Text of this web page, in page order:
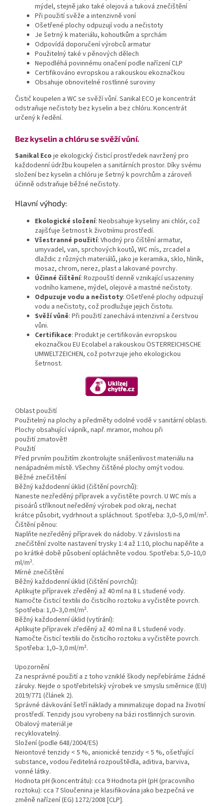
mýdel, stejně jako také olejová a tuková znečištění
Při použití svěže a intenzivně voní
Ošetřené plochy odpuzují vodu a nečistoty
Je šetrný k materiálu, kohoutkům a sprchám
Odpovídá doporučení výrobců armatur
Použitelný také v pěnových dělech
Nepodléhá povinnému onačení podle nařízení CLP
Certifikováno evropskou a rakouskou ekoznačkou
Obsahuje obnovitelné rostlinné suroviny
Čistič koupelen a WC se svěží vůní. Sanikal ECO je koncentrát
odstraňuje nečistoty bez kyselin a bez chlóru. Koncentrát
určený k ředění.
Bez kyselin a chlóru se svěží vůní.
Sanikal Eco je ekologický čisticí prostředek navržený pro
každodenní údržbu koupelen a sanitárních prostor. Díky svému
složení bez kyselin a chlóru je šetrný k povrchům a zároveň
účinně odstraňuje běžné nečistoty.
Hlavní výhody:
Ekologické složení: Neobsahuje kyseliny ani chlór, což
zajišťuje šetrnost k životnímu prostředí.
Všestranné použití: Vhodný pro čištění armatur,
umyvadel, van, sprchových koutů, WC mís, zrcadel a
dlaždic z různých materiálů, jako je keramika, sklo, hliník,
mosaz, chrom, nerez, plast a lakované povrchy.
Účinné čištění: Rozpouští denně vznikající usazeniny
vodního kamene, mýdel, olejové a mastné nečistoty.
Odpuzuje vodu a nečistoty: Ošetřené plochy odpuzují
vodu a nečistoty, což prodlužuje jejich čistotu.
Svěží vůně: Při použití zanechává intenzivní a čerstvou
vůni.
Certifikace: Produkt je certifikován evropskou
ekoznačkou EU Ecolabel a rakouskou ÖSTERREICHISCHE
UMWELTZEICHEN, což potvrzuje jeho ekologickou
šetrnost.
Oblast použití
Použitelný na plochy a předměty odolné vodě v sanitární oblasti.
Plochy obsahující vápník, např. mramor, mohou při
použití zmatovět!
Použití
Před prvním použitím zkontrolujte snášenlivost materiálu na
nenápadném místě. Všechny čištěné plochy omýt vodou.
Běžné znečištění
Běžný každodenní úklid (čištění povrchů):
Naneste nezředěný přípravek a vyčistěte povrch. U WC mís a
pisoárů stříknout neředěný výrobek pod okraj, nechat
krátce působit, vydrhnout a spláchnout. Spotřeba: 3,0‒5,0 ml/m².
Čištění pěnou:
Naplňte nezředěný přípravek do nádoby. V závislosti na
znečištění zvolte nastavení trysky 1:4 až 1:10, plochu napěňte a
po krátké době působení opláchněte vodou. Spotřeba: 5,0‒10,0
ml/m².
Mírné znečištění
Běžný každodenní úklid (čištění povrchů):
Aplikujte přípravek zředěný až 40 ml na 8 L studené vody.
Namočte čisticí textilii do čisticího roztoku a vyčistěte povrch.
Spotřeba: 1,0‒3,0 ml/m².
Běžný každodenní úklid (vytírání):
Aplikujte přípravek zředěný až 40 ml na 8 L studené vody.
Namočte čisticí textilii do čisticího roztoku a vyčistěte povrch.
Spotřeba: 1,0‒3,0 ml/m².
Upozornění
Za nesprávné použití a z toho vzniklé škody nepřebíráme žádné
záruky. Nejde o spotřebitelský výrobek ve smyslu směrnice (EU)
2019/771 (článek 2).
Správné dávkování šetří náklady a minimalizuje dopad na životní
prostředí. Tenzidy jsou vyrobeny na bázi rostlinných surovin.
Obalový materiál je
recyklovatelný.
Složení (podle 648/2004/ES)
Neiontové tenzidy < 5 %, anionické tenzidy < 5 %, ošetřující
substance, vodou ředitelná rozpouštědla, aditiva, barviva,
vonné látky.
Hodnota pH (koncentrátu): cca 9 Hodnota pH (pH (pracovního
roztoku): cca 7 Sloučenina je klasifikována jako bezpečná ve
změně nařízení (EG) 1272/2008 [CLP].